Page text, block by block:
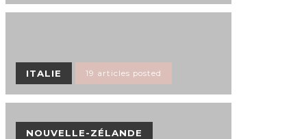
ITALIE 19 articles posted
NOUVELLE-ZÉLANDE